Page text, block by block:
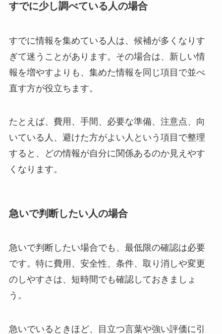
すでに少し調べている人の場合
すでに情報を集めている人は、候補が多くなりす
ぎて迷うことがあります。その場合は、新しい情
報を増やすよりも、集めた情報を同じ項目で並べ
直す方が役立ちます。
たとえば、費用、手間、必要な準備、注意点、向
いている人、避けた方がよい人という項目で整理
すると、どの情報が自分に関係あるのか見えやす
くなります。
急いで判断したい人の場合
急いで判断したい場合でも、最低限の確認は必要
です。特に費用、安全性、条件、取り消しや変更
のしやすさは、短時間でも確認しておきましょ
う。
急いでいるときほど、目立つ言葉や強い評価に引